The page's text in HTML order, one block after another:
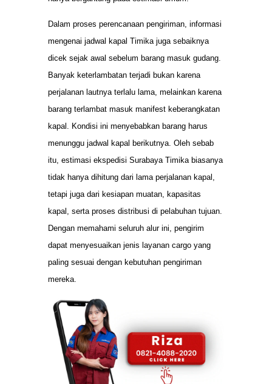
Dalam proses perencanaan pengiriman, informasi
mengenai jadwal kapal Timika juga sebaiknya
dicek sejak awal sebelum barang masuk gudang.
Banyak keterlambatan terjadi bukan karena
perjalanan lautnya terlalu lama, melainkan karena
barang terlambat masuk manifest keberangkatan
kapal. Kondisi ini menyebabkan barang harus
menunggu jadwal kapal berikutnya. Oleh sebab
itu, estimasi ekspedisi Surabaya Timika biasanya
tidak hanya dihitung dari lama perjalanan kapal,
tetapi juga dari kesiapan muatan, kapasitas
kapal, serta proses distribusi di pelabuhan tujuan.
Dengan memahami seluruh alur ini, pengirim
dapat menyesuaikan jenis layanan cargo yang
paling sesuai dengan kebutuhan pengiriman
mereka.